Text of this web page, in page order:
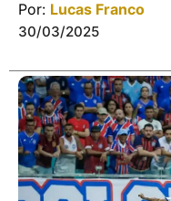
Por: Lucas Franco
30/03/2025